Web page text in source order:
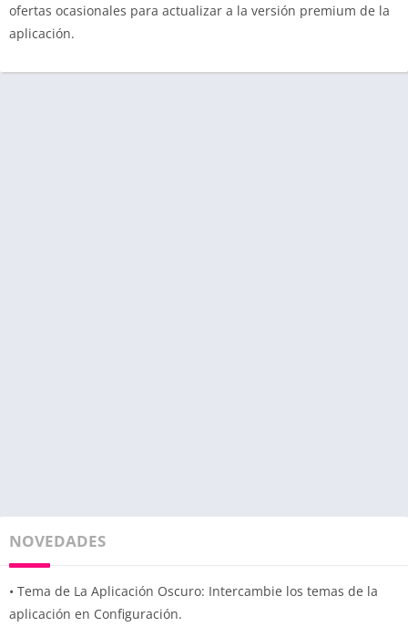
ofertas ocasionales para actualizar a la versión premium de la
aplicación.
NOVEDADES
• Tema de La Aplicación Oscuro: Intercambie los temas de la
aplicación en Configuración.